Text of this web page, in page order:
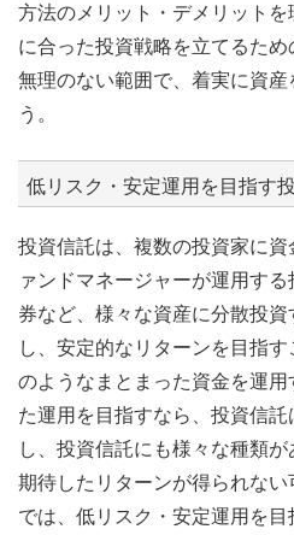
方法のメリット・デメリット
に合った投資戦略を立てるため
無理のない範囲で、着実に資産
う。
低リスク・安定運用を目指す
投資信託は、複数の投資家に
ァンドマネージャーが運用す
券など、様々な資産に分散投
し、安定的なリターンを目指
のようなまとまった資金を運
た運用を目指すなら、投資信
し、投資信託にも様々な種類
期待したリターンが得られない
では、低リスク・安定運用を